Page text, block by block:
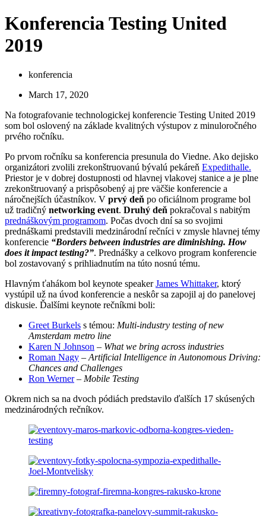
Konferencia Testing United
2019
konferencia
March 17, 2020
Na fotografovanie technologickej konferencie Testing United 2019
som bol oslovený na základe kvalitných výstupov z minuloročného
prvého ročníku.
Po prvom ročníku sa konferencia presunula do Viedne. Ako dejisko
organizátori zvolili zrekonštruovanú bývalú pekáreň Expedithalle.
Priestor je v dobrej dostupnosti od hlavnej vlakovej stanice a je plne
zrekonštruovaný a prispôsobený aj pre väčšie konferencie a
náročnejších účastníkov. V prvý deň po oficiálnom programe bol
už tradičný networking event. Druhý deň pokračoval s nabitým
prednáškovým programom. Počas dvoch dní sa so svojimi
prednáškami predstavili medzinárodní rečníci v zmysle hlavnej témy
konferencie “Borders between industries are diminishing. How
does it impact testing?”. Prednášky a celkovo program konferencie
bol zostavovaný s prihliadnutím na túto nosnú tému.
Hlavným ťahákom bol keynote speakerJames Whittaker, ktorý
vystúpil už na úvod konferencie a neskôr sa zapojil aj do panelovej
diskusie. Ďalšími keynote rečníkmi boli:
Greet Burkels s témou: Multi-industry testing of new
Amsterdam metro line
Karen N Johnson – What we bring across industries
Roman Nagy – Artificial Intelligence in Autonomous Driving:
Chances and Challenges
Ron Werner– Mobile Testing
Okrem nich sa na dvoch pódiách predstavilo ďalších 17 skúsených
medzinárodných rečníkov.